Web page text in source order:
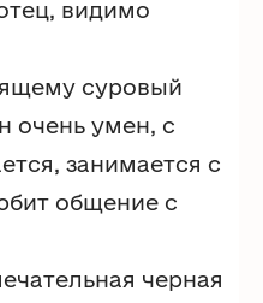
видимо
суровый
очень умен, с
занимается с
общение с
черная